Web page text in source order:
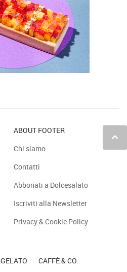
keyboard_arrow_up
ABOUT FOOTER
Chi siamo
Contatti
Abbonati a Dolcesalato
Iscriviti alla Newsletter
Privacy & Cookie Policy
GELATO CAFFÈ & CO.